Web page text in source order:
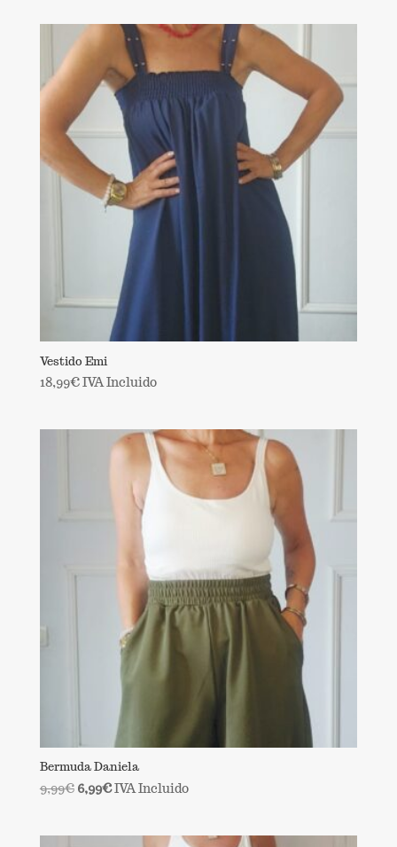
era:
17,99€.
es:
12,59€.
Vestido Emi
18,99€IVA Incluido
Bermuda Daniela
9,99€ El
6,99€El
IVA Incluido